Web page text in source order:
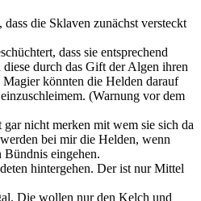
die Sklaven zunächst versteckt
dass sie entsprechend
durch das Gift der Algen ihren
könnten die Helden darauf
(Warnung vor dem
nicht merken mit wem sie sich da
bei mir die Helden, wenn
Bündnis eingehen.
hintergehen. Der ist nur Mittel
Die wollen nur den Kelch und